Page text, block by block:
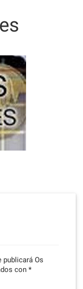
publicará Os
con *